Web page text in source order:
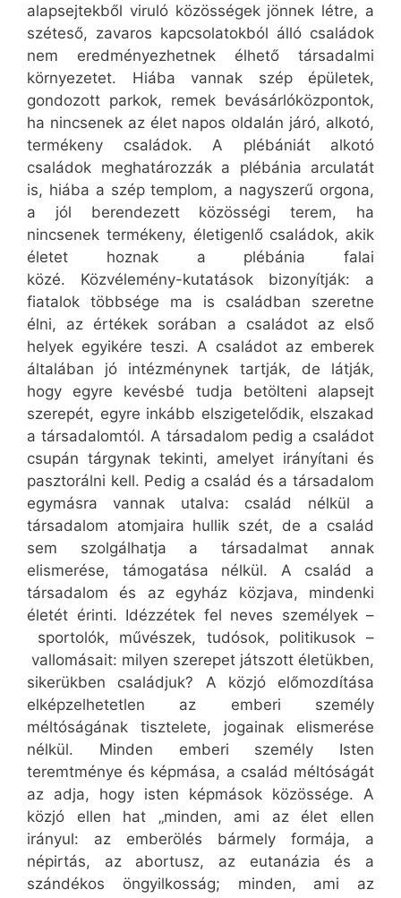
alapsejtekből viruló közösségek jönnek létre, a
széteső, zavaros kapcsolatokból álló családok
nem eredményezhetnek élhető társadalmi
környezetet. Hiába vannak szép épületek,
gondozott parkok, remek bevásárlóközpontok,
ha nincsenek az élet napos oldalán járó, alkotó,
termékeny családok. A plébániát alkotó
családok meghatározzák a plébánia arculatát
is, hiába a szép templom, a nagyszerű orgona,
a jól berendezett közösségi terem, ha
nincsenek termékeny, életigenlő családok, akik
életet hoznak a plébánia falai
közé. Közvélemény-kutatások bizonyítják: a
fiatalok többsége ma is családban szeretne
élni, az értékek sorában a családot az első
helyek egyikére teszi. A családot az emberek
általában jó intézménynek tartják, de látják,
hogy egyre kevésbé tudja betölteni alapsejt
szerepét, egyre inkább elszigetelődik, elszakad
a társadalomtól. A társadalom pedig a családot
csupán tárgynak tekinti, amelyet irányítani és
pasztorálni kell. Pedig a család és a társadalom
egymásra vannak utalva: család nélkül a
társadalom atomjaira hullik szét, de a család
sem szolgálhatja a társadalmat annak
elismerése, támogatása nélkül. A család a
társadalom és az egyház közjava, mindenki
életét érinti. Idézzétek fel neves személyek –
sportolók, művészek, tudósok, politikusok –
vallomásait: milyen szerepet játszott életükben,
sikerükben családjuk? A közjó előmozdítása
elképzelhetetlen az emberi személy
méltóságának tisztelete, jogainak elismerése
nélkül. Minden emberi személy Isten
teremtménye és képmása, a család méltóságát
az adja, hogy isten képmások közössége. A
közjó ellen hat „minden, ami az élet ellen
irányul: az emberölés bármely formája, a
népirtás, az abortusz, az eutanázia és a
szándékos öngyilkosság; minden, ami az